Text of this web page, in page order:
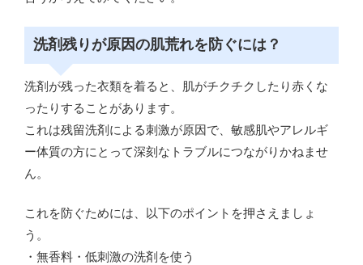
洗剤残りが原因の肌荒れを防ぐには？
洗剤が残った衣類を着ると、肌がチクチクしたり赤くな
ったりすることがあります。
これは残留洗剤による刺激が原因で、敏感肌やアレルギ
ー体質の方にとって深刻なトラブルにつながりかねませ
ん。
これを防ぐためには、以下のポイントを押さえましょ
う。
・無香料・低刺激の洗剤を使う